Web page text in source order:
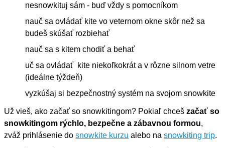
nesnowkituj sám - buď vždy s pomocníkom
nauč sa ovládať kite vo veternom okne skôr než sa
budeš skúšať rozbiehať
nauč sa s kitem chodiť a behať
uč sa ovládať kite niekoľkokrát a v rôzne silnom vetre
(ideálne týždeň)
vyzkúšaj si bezpečnostný systém na svojom snowkite
Už vieš, ako začať so snowkitingom? Pokiaľ chceš začať so
snowkitingom rýchlo, bezpečne a zábavnou formou,
zváž prihlásenie dosnowkite kurzu alebo nasnowkiting trip.